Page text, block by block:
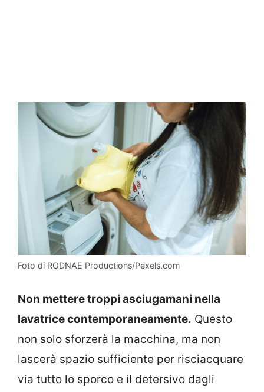
Foto di RODNAE Productions/Pexels.com
Non mettere troppi asciugamani nella
lavatrice contemporaneamente. Questo
non solo sforzerà la macchina, ma non
lascerà spazio sufficiente per risciacquare
via tutto lo sporco e il detersivo dagli